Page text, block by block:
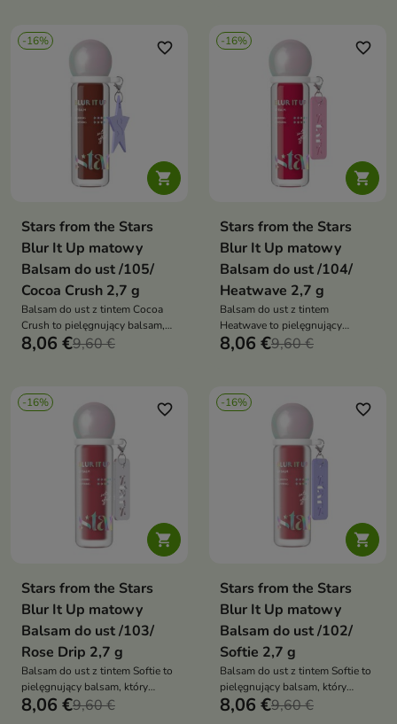
efekt makijażu z intensywną
-16%

favorite_border
Stars from the Stars
Blur It Up matowy
Balsam do ust /105/
Cocoa Crush 2,7 g
Balsam do ust z tintem Cocoa
Crush to pielęgnujący balsam,
który nadaje ustom subtelny,
efekt makijażu z intensywną
8,06 €9,60 €
-16%

favorite_border
Stars from the Stars
Blur It Up matowy
Balsam do ust /104/
Heatwave 2,7 g
Balsam do ust z tintem
Heatwave to pielęgnujący
balsam, który nadaje ustom
makijażu z intensywną
8,06 €9,60 €
-16%

favorite_border
Stars from the Stars
Blur It Up matowy
Balsam do ust /103/
Rose Drip 2,7 g
Balsam do ust z tintem Softie to
pielęgnujący balsam, który
nadaje ustom subtelny kolor,
8,06 €9,60 €
-16%

favorite_border
Stars from the Stars
Blur It Up matowy
Balsam do ust /102/
Softie 2,7 g
Balsam do ust z tintem Softie to
pielęgnujący balsam, który
nadaje ustom subtelny kolor,
8,06 €9,60 €